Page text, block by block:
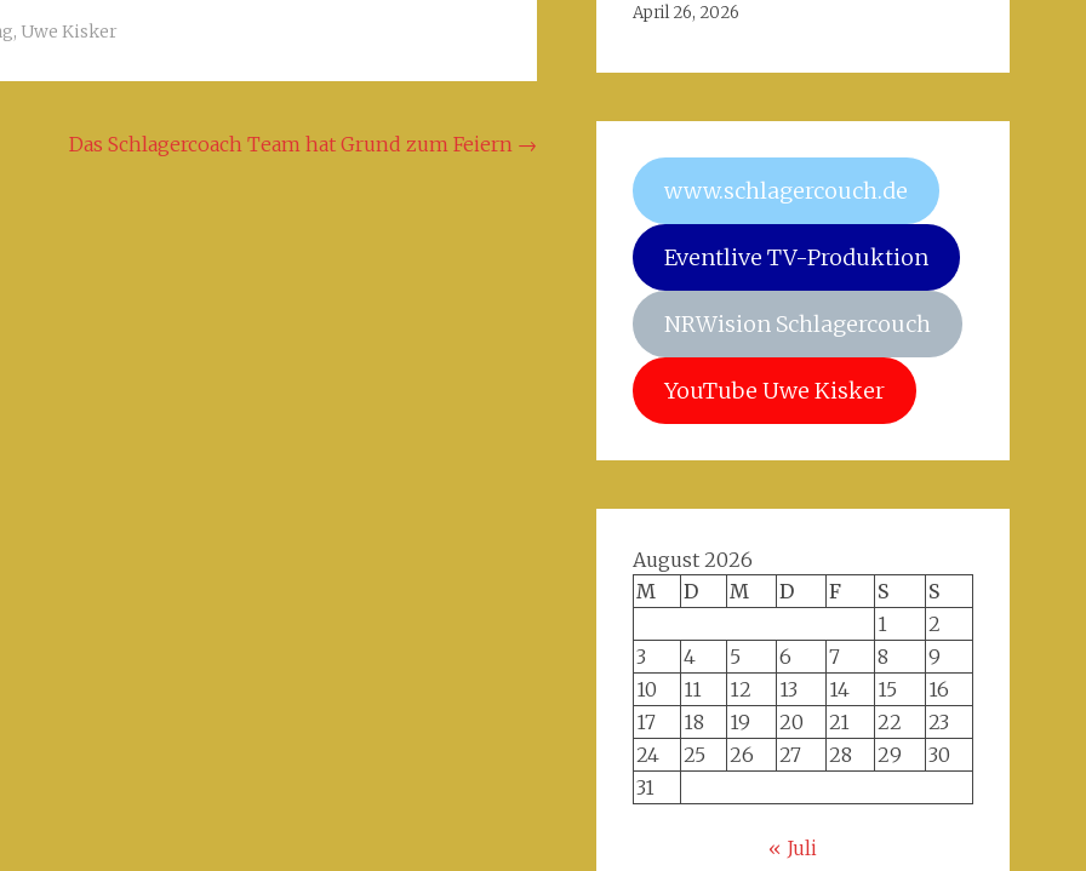
, Uwe Kisker
Das Schlagercoach Team hat Grund zum Feiern →
April 26, 2026
www.schlagercouch.de
Eventlive TV-Produktion
NRWision Schlagercouch
YouTube Uwe Kisker
August 2026
M
D M D F S
S
1
2
3
4 5 6 7 8
9
10
11 12 13 14 15
16
17
18 19 20 21 22
23
24
25 26 27 28 29
30
31
« Juli